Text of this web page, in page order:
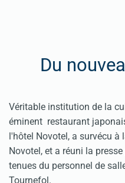
Du
Véritable institution de la
éminent restaurant
l'hôtel Novotel, a survécu à
Novotel, et a réuni la
tenues du personnel de
Tournefol.